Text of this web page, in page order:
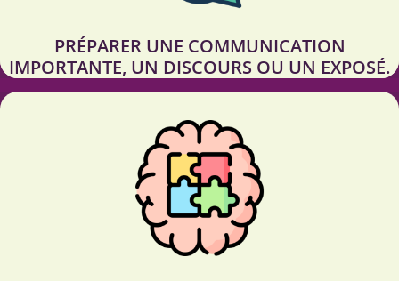
PRÉPARER UNE COMMUNICATION
IMPORTANTE, UN DISCOURS OU UN EXPOSÉ.